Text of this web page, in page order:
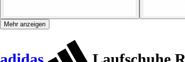
Mehr anzeigen